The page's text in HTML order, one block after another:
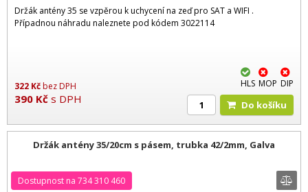
Držák antény 35 se vzpěrou k uchycení na zeď pro SAT a WIFI .
Případnou náhradu naleznete pod kódem 3022114
322 Kčbez DPH
390 Kč s DPH
HLS MOP DIP
Do košíku
Držák antény 35/20cm s pásem, trubka 42/2mm, Galva
Dostupnost na 734 310 460